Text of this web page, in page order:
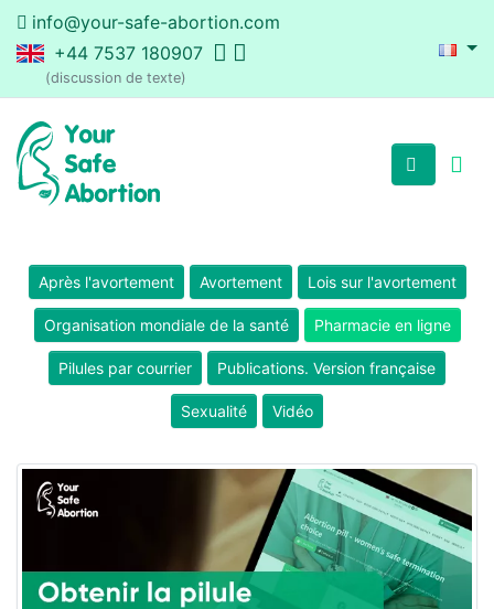
info@your-safe-abortion.com
+44 7537 180907
(discussion de texte)
Après l'avortement Avortement Lois sur l'avortement
Organisation mondiale de la santé Pharmacie en ligne
Pilules par courrier Publications. Version française
Sexualité Vidéo